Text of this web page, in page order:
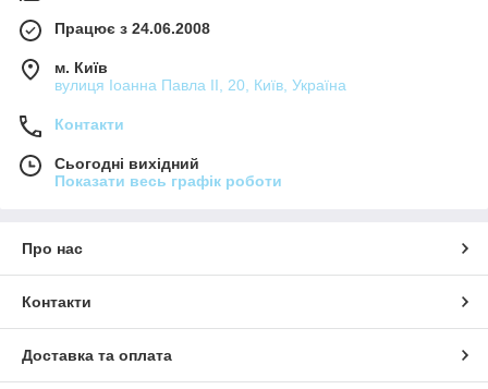
Працює з 24.06.2008
м. Київ
вулиця Іоанна Павла ІІ, 20, Київ, Україна
Контакти
Сьогодні вихідний
Показати весь графік роботи
Про нас
Контакти
Доставка та оплата